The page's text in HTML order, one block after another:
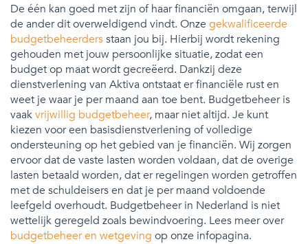
De één kan goed met zijn of haar financiën omgaan, terwijl
de ander dit overweldigend vindt. Onze gekwalificeerde
budgetbeheerdersstaan jou bij. Hierbij wordt rekening
gehouden met jouw persoonlijke situatie, zodat een
budget op maat wordt gecreëerd. Dankzij deze
dienstverlening van Aktiva ontstaat er financiële rust en
weet je waar je per maand aan toe bent. Budgetbeheer is
vaakvrijwillig budgetbeheer, maar niet altijd. Je kunt
kiezen voor een basisdienstverlening of volledige
ondersteuning op het gebied van je financiën. Wij zorgen
ervoor dat de vaste lasten worden voldaan, dat de overige
lasten betaald worden, dat er regelingen worden getroffen
met de schuldeisers en dat je per maand voldoende
leefgeld overhoudt. Budgetbeheer in Nederland is niet
wettelijk geregeld zoals bewindvoering. Lees meer over
budgetbeheer en wetgeving op onze infopagina.